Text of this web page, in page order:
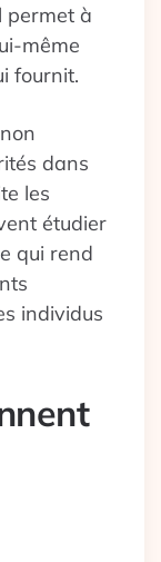
permet à
même
fournit.
dans
les
étudier
qui rend
individus